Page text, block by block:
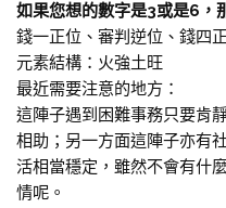
如果您想的數字是3或是6，
錢一正位、審判逆位、錢四
元素結構：火強土旺
最近需要注意的地方：
這陣子遇到困難事務只要肯
相助；另一方面這陣子亦有
活相當穩定，雖然不會有什
情呢。